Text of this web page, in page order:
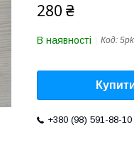
280 ₴
В наявності Код:
+380 (98) 591-88-10